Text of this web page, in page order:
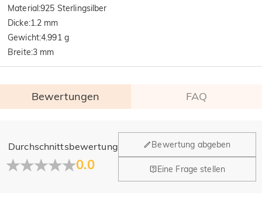
Material :925 Sterlingsilber
Dicke:1.2 mm
Gewicht:4.991 g
Breite:3 mm
Bewertungen FAQ
Durchschnittsbewertung
0.0
Bewertung abgeben
Eine Frage stellen
Allgemein
Wo befindet sich Ihr Unternehmen?
Unser Hauptbüro befindet sich in Los Angeles, Kalifornien,